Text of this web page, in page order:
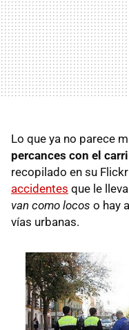
Lo que ya no parece
percances con el
recopilado en su
accidentes que le
van como locos o hay
vías urbanas.